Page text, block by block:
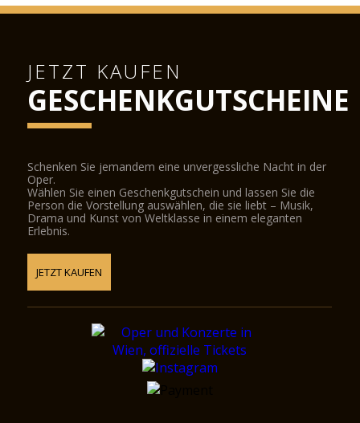
JETZT KAUFEN
GESCHENKGUTSCHEINE
Schenken Sie jemandem eine unvergessliche Nacht in der
Oper.
Wählen Sie einen Geschenkgutschein und lassen Sie die
Person die Vorstellung auswählen, die sie liebt – Musik,
Drama und Kunst von Weltklasse in einem eleganten
Erlebnis.
JETZT KAUFEN